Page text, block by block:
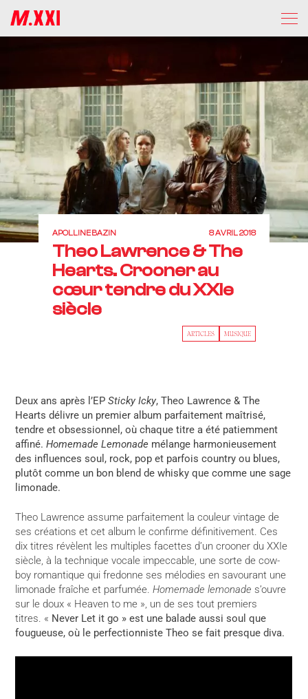
APOLLINE BAZIN 8 AVRIL 2018
Theo Lawrence & The
Hearts. Crooner au
cœur tendre du XXIe
siècle
ARTICLES MUSIQUE
Deux ans après l’EPSticky Icky, Theo Lawrence & The
Hearts délivre un premier album parfaitement maîtrisé,
tendre et obsessionnel, où chaque titre a été patiemment
affiné.Homemade Lemonade mélange harmonieusement
des influences soul, rock, pop et parfois country ou blues,
plutôt comme un bon blend de whisky que comme une sage
limonade.
Theo Lawrence assume parfaitement la couleur vintage de
ses créations et cet album le confirme définitivement. Ces
dix titres révèlent les multiples facettes d’un crooner du XXIe
siècle, à la technique vocale impeccable, une sorte de cow-
boy romantique qui fredonne ses mélodies en savourant une
limonade fraîche et parfumée.Homemade lemonade s’ouvre
sur le doux « Heaven to me », un de ses tout premiers
titres. « Never Let it go » est une balade aussi soul que
fougueuse, où le perfectionniste Theo se fait presque diva.